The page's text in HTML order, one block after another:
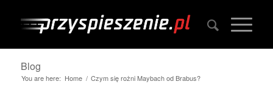
Blog
You are here: Home / Czym się rożni Maybach od Brabus?